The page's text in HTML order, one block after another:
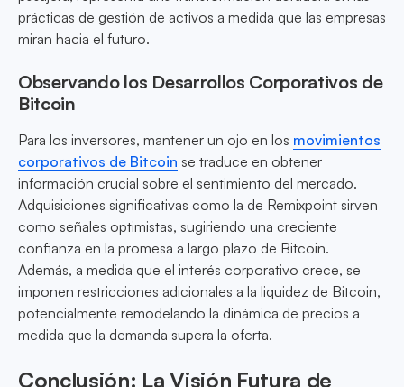
prácticas de gestión de activos a medida que las empresas
miran hacia el futuro.
Observando los Desarrollos Corporativos de
Bitcoin
Para los inversores, mantener un ojo en los movimientos
corporativos de Bitcoin se traduce en obtener
información crucial sobre el sentimiento del mercado.
Adquisiciones significativas como la de Remixpoint sirven
como señales optimistas, sugiriendo una creciente
confianza en la promesa a largo plazo de Bitcoin.
Además, a medida que el interés corporativo crece, se
imponen restricciones adicionales a la liquidez de Bitcoin,
potencialmente remodelando la dinámica de precios a
medida que la demanda supera la oferta.
Conclusión: La Visión Futura de